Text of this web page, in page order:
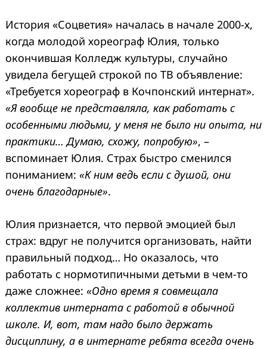
История «Соцветия» началась в начале 2000-х,
когда молодой хореограф Юлия, только
окончившая Колледж культуры, случайно
увидела бегущей строкой по ТВ объявление:
«Требуется хореограф в Кочпонский интернат».
«Я вообще не представляла, как работать с
особенными людьми, у меня не было ни опыта, ни
практики… Думаю, схожу, попробую», –
вспоминает Юлия. Страх быстро сменился
пониманием: «К ним ведь если с душой, они
очень благодарные».
Юлия признается, что первой эмоцией был
страх: вдруг не получится организовать, найти
правильный подход… Но оказалось, что
работать с нормотипичными детьми в чем-то
даже сложнее: «Одно время я совмещала
коллектив интерната с работой в обычной
школе. И, вот, там надо было держать
дисциплину, а в интернате ребята всегда очень
Search
for: